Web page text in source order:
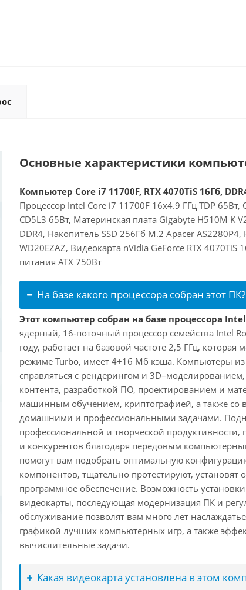
Основные характеристики
Компьютер Core i7 11700F, RTX 4070TiS 16Гб,
Процессор Intel Core i7 11700F 16x4.9 ГГц TDP
CD5L3 65Вт, Материнская плата Gigabyte H510M K
DDR4, Накопитель SSD 256Гб M.2 Apacer
WD20EZAZ, Видеокарта nVidia GeForce RTX 4070TiS
питания ATX 750Вт
На базе какого процессора собран этот ПК?
Этот компьютер собран на базе процессора
ядерный, 16-поточный процессор семейства Intel
году, работает на базовой частоте 2,5 ГГц,
режиме Turbo, имеет 4+16 Мб кэша. Компьютеры из
справляться с рендерингом и
контента, разработкой ПО, проектированием и
машинным обучением, криптографией, а также
домашними и профессиональными задачами.
профессиональной и творческой продуктивности,
и конкурентов благодаря передовым
помогут вам подобрать оптимальную
компонентов, тщательно протестируют, установят
программное обеспечение. Возможность
видеокарты, последующая модернизация ПК и
обслуживание позволят вам много лет
графикой лучших компьютерных игр, а также
вычислительные задачи.
Какая видеокарта установлена в этом